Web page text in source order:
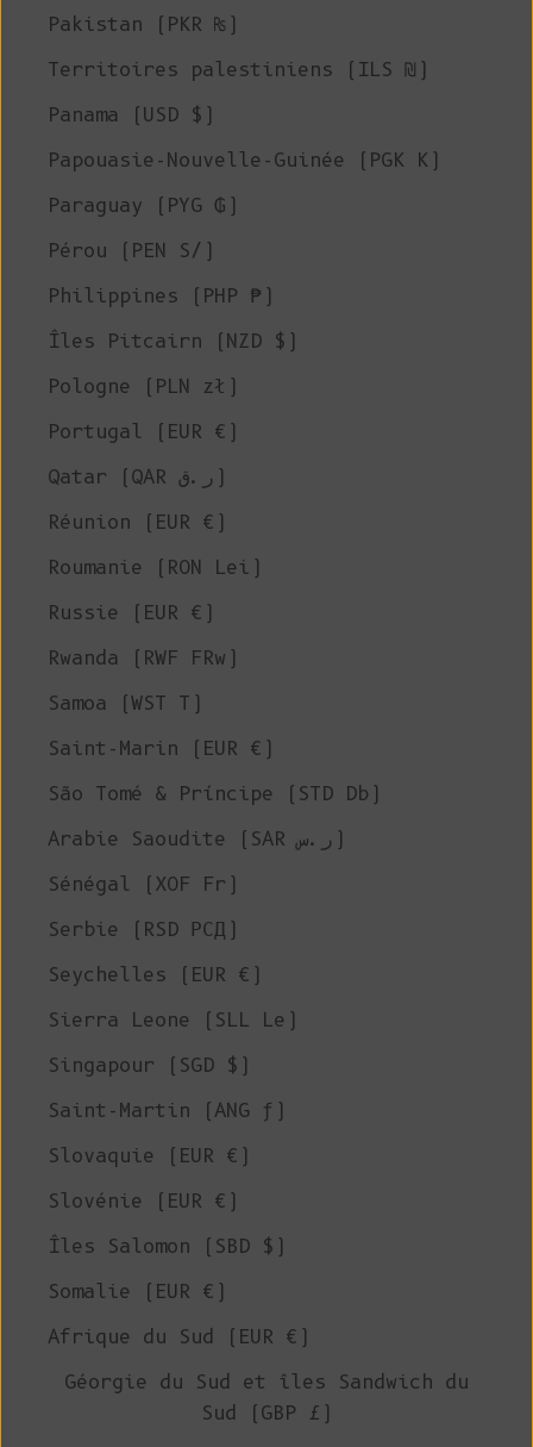
Pakistan (PKR ₨)
Territoires palestiniens (ILS ₪)
Panama (USD $)
Papouasie-Nouvelle-Guinée (PGK K)
Paraguay (PYG ₲)
Pérou (PEN S/)
Philippines (PHP ₱)
Îles Pitcairn (NZD $)
Pologne (PLN zł)
Portugal (EUR €)
Qatar (QAR ر.ق)
Réunion (EUR €)
Roumanie (RON Lei)
Russie (EUR €)
Rwanda (RWF FRw)
Samoa (WST T)
Saint-Marin (EUR €)
São Tomé & Príncipe (STD Db)
Arabie Saoudite (SAR ر.س)
Sénégal (XOF Fr)
Serbie (RSD РСД)
Seychelles (EUR €)
Sierra Leone (SLL Le)
Singapour (SGD $)
Saint-Martin (ANG ƒ)
Slovaquie (EUR €)
Slovénie (EUR €)
Îles Salomon (SBD $)
Somalie (EUR €)
Afrique du Sud (EUR €)
Géorgie du Sud et îles Sandwich du
Sud (GBP £)